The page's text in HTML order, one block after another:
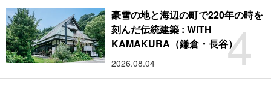
4
豪雪の地と海辺の町で220年の時を
刻んだ伝統建築 : WITH
KAMAKURA（鎌倉・長谷）
2026.08.04